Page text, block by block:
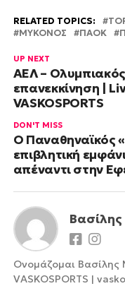
RELATED TOPICS:
ΜΥΚΟΝΟΣ
ΠΑΟΚ
UP NEXT
ΑΕΛ –
επανεκκίνηση |
VASKOSPORTS
DON'T MISS
Ο Παναθηναϊκός
επιβλητική
απέναντι στην
Ονομάζομαι Βασίλης
VASKOSPORTS |